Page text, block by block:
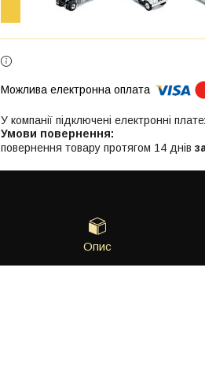
У компанії підключені електронні
повернення товару протягом 14 днів
Опис